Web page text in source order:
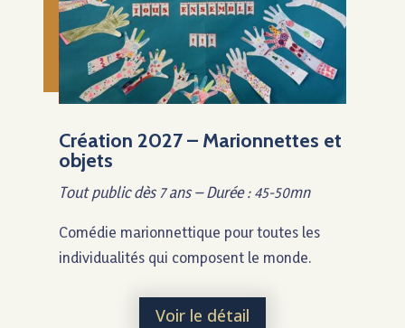
Création 2027 – Marionnettes et
objets
Tout public dès 7 ans – Durée : 45-50mn
Comédie marionnettique pour toutes les
individualités qui composent le monde.
Voir le détail